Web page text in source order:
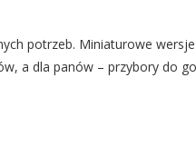
potrzeb. Miniaturowe
a dla panów – przybory do